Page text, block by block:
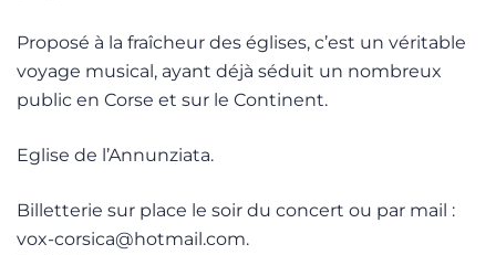
Proposé à la fraîcheur des églises, c’est un véritable
voyage musical, ayant déjà séduit un nombreux
public en Corse et sur le Continent.
Eglise de l’Annunziata.
Billetterie sur place le soir du concert ou par mail :
vox-corsica@hotmail.com.